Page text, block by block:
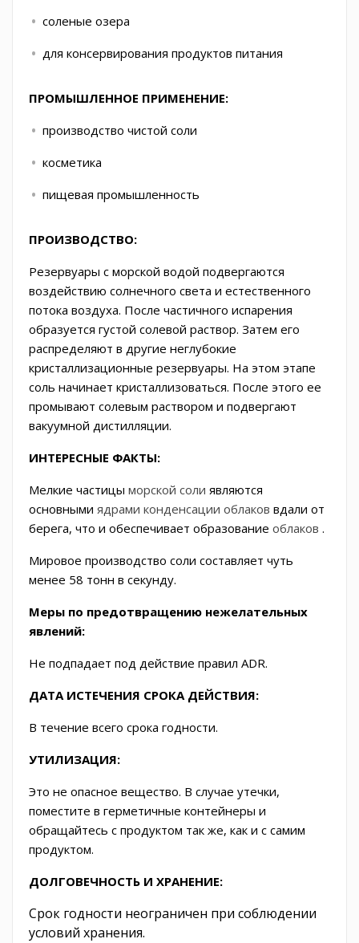
соленые озера
для консервирования продуктов питания
ПРОМЫШЛЕННОЕ ПРИМЕНЕНИЕ:
производство чистой соли
косметика
пищевая промышленность
ПРОИЗВОДСТВО:
Резервуары с морской водой подвергаются
воздействию солнечного света и естественного
потока воздуха. После частичного испарения
образуется густой солевой раствор. Затем его
распределяют в другие неглубокие
кристаллизационные резервуары. На этом этапе
соль начинает кристаллизоваться. После этого ее
промывают солевым раствором и подвергают
вакуумной дистилляции.
ИНТЕРЕСНЫЕ ФАКТЫ:
Мелкие частицы морской соли являются
основными ядрами конденсации облаков вдали от
берега, что и обеспечивает образование облаков .
Мировое производство соли составляет чуть
менее 58 тонн в секунду.
Меры по предотвращению нежелательных
явлений:
Не подпадает под действие правил ADR.
ДАТА ИСТЕЧЕНИЯ СРОКА ДЕЙСТВИЯ:
В течение всего срока годности.
УТИЛИЗАЦИЯ:
Это не опасное вещество. В случае утечки,
поместите в герметичные контейнеры и
обращайтесь с продуктом так же, как и с самим
продуктом.
ДОЛГОВЕЧНОСТЬ И ХРАНЕНИЕ:
Срок годности неограничен при соблюдении
условий хранения.